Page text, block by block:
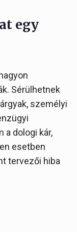
egy
Sérülhetnek
személyi
a dologi kár,
esetben
tervezői hiba